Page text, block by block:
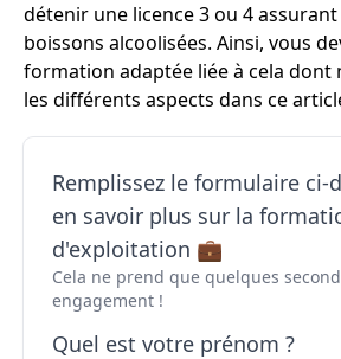
détenir une licence 3 ou 4
boissons alcoolisées. Ainsi, vous
formation adaptée liée à cela dont
les différents aspects dans ce
Remplissez le formulaire ci-
en savoir plus sur la
d'exploitation 💼
Cela ne prend que quelques
engagement !
Quel est votre prénom ?